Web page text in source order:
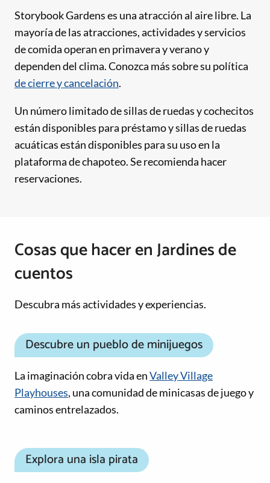
Storybook Gardens es una atracción al aire libre. La
mayoría de las atracciones, actividades y servicios
de comida operan en primavera y verano y
dependen del clima. Conozca más sobre su política
de cierre y cancelación.
Un número limitado de sillas de ruedas y cochecitos
están disponibles para préstamo y sillas de ruedas
acuáticas están disponibles para su uso en la
plataforma de chapoteo. Se recomienda hacer
reservaciones.
Cosas que hacer en Jardines de
cuentos
Descubra más actividades y experiencias.
Descubre un pueblo de minijuegos
La imaginación cobra vida enValley Village
Playhouses, una comunidad de minicasas de juego y
caminos entrelazados.
Explora una isla pirata